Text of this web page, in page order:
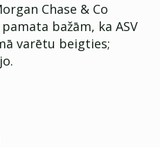
Chase & Co
bažām, ka ASV
varētu beigties;